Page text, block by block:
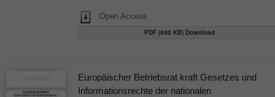
Open Access
PDF (900 KB) Download
Europäischer Betriebsrat kraft Gesetzes und
Informationsrechte der nationalen